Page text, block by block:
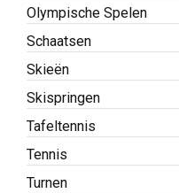
Olympische Spelen
Schaatsen
Skieën
Skispringen
Tafeltennis
Tennis
Turnen